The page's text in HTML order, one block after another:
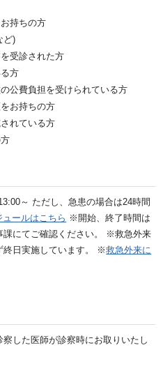
持ちの方
ど)
受診された方
方
公費負担を受けられている方
お持ちの方
れている方
～ ただし、急患の場合は24時間
ールはこちら ※開始、終了時間は
にてご確認ください。
※救急外来
日実施しています。
※救急外来に
した医師が診察時にお取りいたし